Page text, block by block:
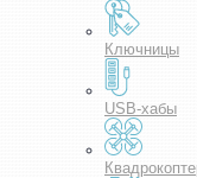
Ключницы
USB-хабы